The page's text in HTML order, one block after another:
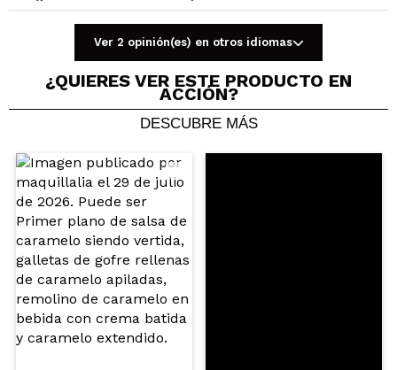
|
Útil Responder
Ver 2 opinión(es) en otros idiomas
¿QUIERES VER ESTE PRODUCTO EN
ACCIÓN?
DESCUBRE MÁS